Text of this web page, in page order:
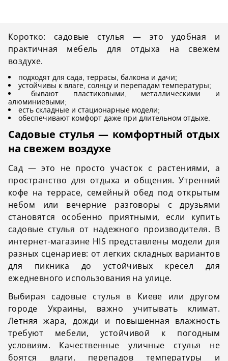
Коротко: садовые стулья — это удобная и
практичная мебель для отдыха на свежем
воздухе.
подходят для сада, террасы, балкона и дачи;
устойчивы к влаге, солнцу и перепадам температуры;
бывают пластиковыми, металлическими и
алюминиевыми;
есть складные и стационарные модели;
обеспечивают комфорт даже при длительном отдыхе.
Садовые стулья — комфортный отдых
на свежем воздухе
Сад — это не просто участок с растениями, а
пространство для отдыха и общения. Утренний
кофе на террасе, семейный обед под открытым
небом или вечерние разговоры с друзьями
становятся особенно приятными, если купить
садовые стулья от надежного производителя. В
интернет-магазине HIS представлены модели для
разных сценариев: от легких складных вариантов
для пикника до устойчивых кресел для
ежедневного использования на улице.
Выбирая садовые стулья в Киеве или другом
городе Украины, важно учитывать климат.
Летняя жара, дожди и повышенная влажность
требуют мебели, устойчивой к погодным
условиям. Качественные уличные стулья не
боятся влаги, перепадов температуры и